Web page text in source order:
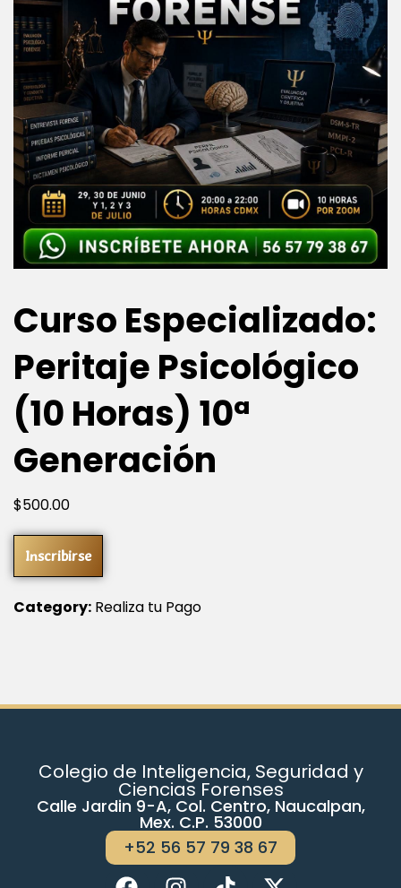
Curso Especializado:
Peritaje Psicológico
(10 Horas) 10ª
Generación
$500.00
Inscribirse
Category: Realiza tu Pago
Colegio de Inteligencia, Seguridad y
Ciencias Forenses
Calle Jardin 9-A, Col. Centro, Naucalpan,
Mex. C.P. 53000
+52 56 57 79 38 67